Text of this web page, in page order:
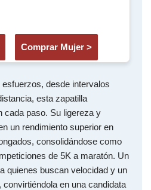
Comprar Mujer >
desde intervalos
esta zapatilla
cada paso. Su ligereza y
un rendimiento superior en
consolidándose como
de 5K a maratón. Un
quienes buscan velocidad y un
en una candidata